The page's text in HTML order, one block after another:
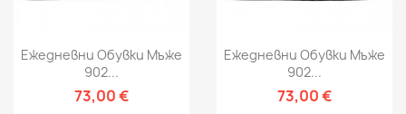
Ежедневни Обувки Мъже
902...
73,00 €
Ежедневни Обувки Мъже
902...
73,00 €